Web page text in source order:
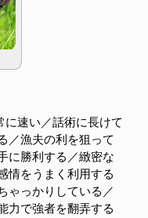
速い／話術に長けて
／漁夫の利を狙って
に勝利する／緻密な
情をうまく利用する
ゃっかりしている／
力で強者を翻弄する